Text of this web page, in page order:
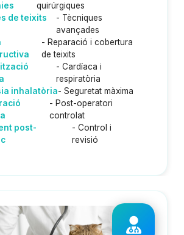
quirúrgiques
de teixits
- Tècniques
avançades
- Reparació i cobertura
de teixits
- Cardíaca i
respiratòria
inhalatòria- Seguretat màxima
- Post-operatori
controlat
post-
- Control i
revisió